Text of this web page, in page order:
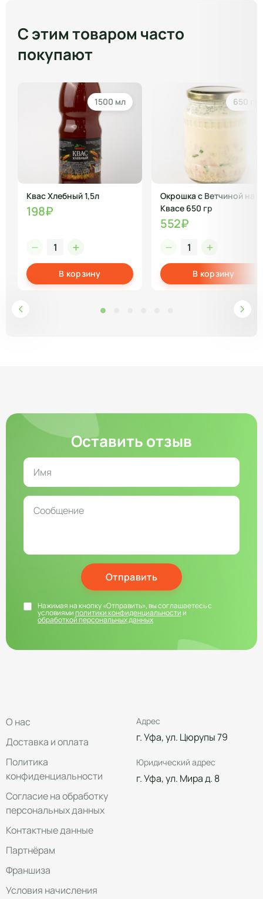
С этим товаром часто
покупают
1500 мл
Квас Хлебный 1,5л
198₽
В корзину
650 гр
Окрошка с Ветчиной на
Квасе 650 гр
552₽
В корзину
Оставить отзыв
Отправить
Нажимая на кнопку «Отправить», вы соглашаетесь с
условиямиполитики конфиденциальностии
обработкой персональных данных
О нас
Доставка и оплата
Политика
конфиденциальности
Согласие на обработку
персональных данных
Контактные данные
Партнёрам
Франшиза
Условия начисления
Адрес
г. Уфа, ул. Цюрупы 79
Юридический адрес
г. Уфа, ул. Мира д. 8